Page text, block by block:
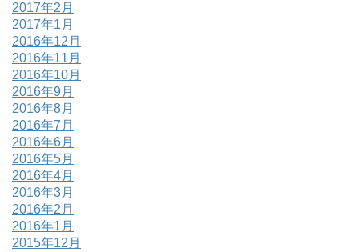
2017年2月
2017年1月
2016年12月
2016年11月
2016年10月
2016年9月
2016年8月
2016年7月
2016年6月
2016年5月
2016年4月
2016年3月
2016年2月
2016年1月
2015年12月